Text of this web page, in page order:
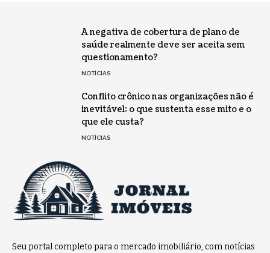
A negativa de cobertura de plano de
saúde realmente deve ser aceita sem
questionamento?
NOTÍCIAS
Conflito crônico nas organizações não é
inevitável: o que sustenta esse mito e o
que ele custa?
NOTÍCIAS
Seu portal completo para o mercado imobiliário, com notícias